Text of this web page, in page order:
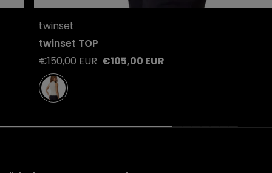
twinset
twinset TOP
Regular
price
€150,00 EUR Sale
€105,00 EUR